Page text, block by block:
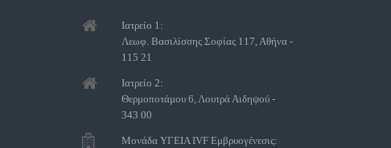
Ιατρείο 1:
Λεωφ. Βασιλίσσης Σοφίας 117, Αθήνα -
115 21
Ιατρείο 2:
Θερμοποτάμου 6, Λουτρά Αιδηψού -
343 00
Μονάδα ΥΓΕΙΑ IVF Εμβρυογένεσις: